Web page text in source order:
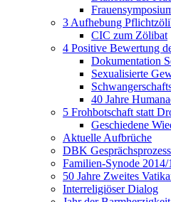
3 Aufhebung
CIC zum Zölibat
4 Positive Bewertung
Dokumentation
Sexualisierte
40 Jahre
5 Frohbotschaft statt
Geschiedene
Aktuelle Aufbrüche
DBK
Familien-Synode 2014/
50 Jahre Zweites
Interreligiöser Dialog